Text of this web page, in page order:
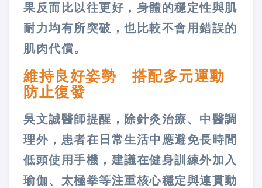
果反而比以往更好，身體的穩定性與肌
耐力均有所突破，也比較不會用錯誤的
肌肉代償。
維持良好姿勢 搭配多元運動
防止復發
吳文誠醫師提醒，除針灸治療、中醫調
理外，患者在日常生活中應避免長時間
低頭使用手機，建議在健身訓練外加入
瑜伽、太極拳等注重核心穩定與連貫動